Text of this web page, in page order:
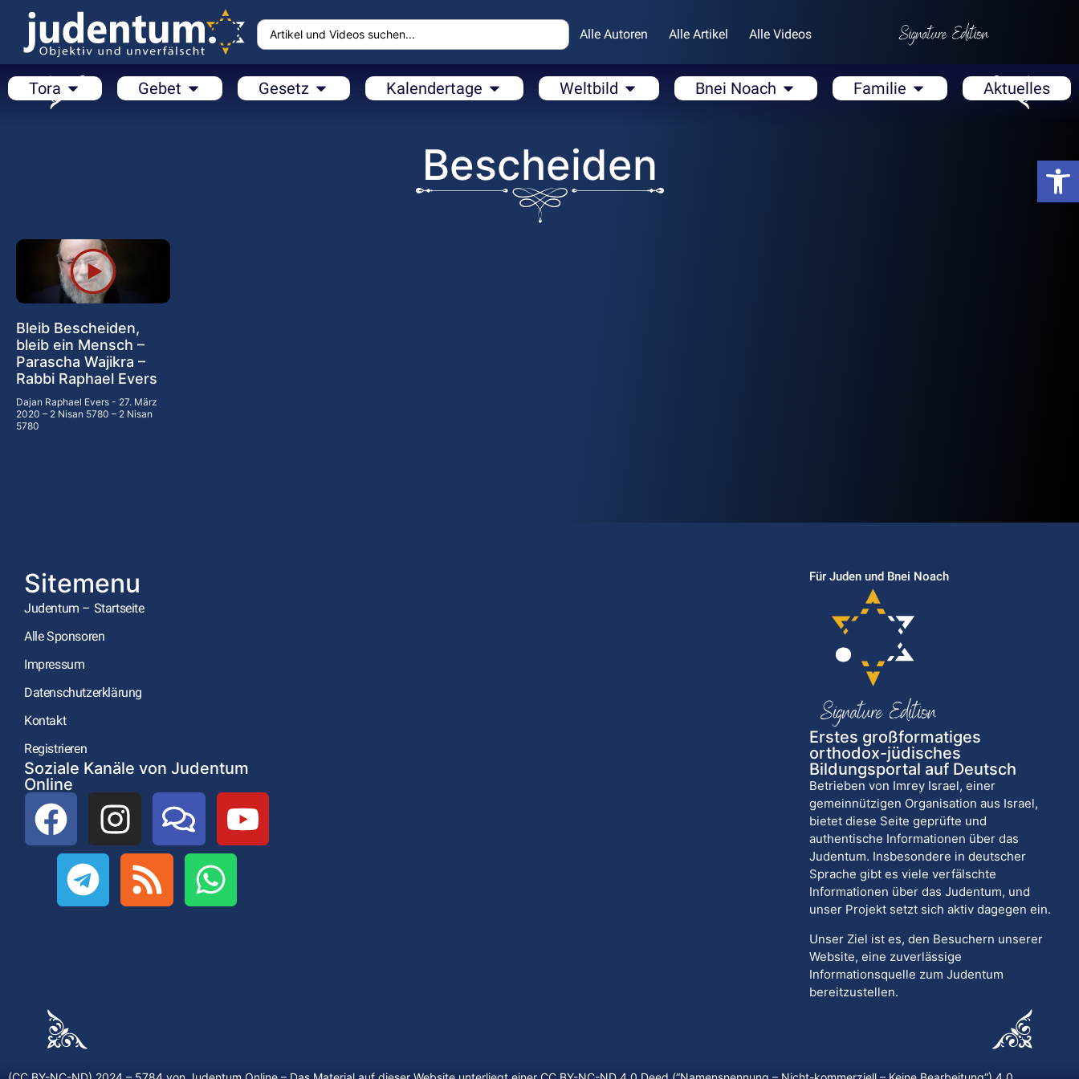
Alle Autoren Alle Artikel Alle Videos
Tora Gebet Gesetz Kalendertage Weltbild Bnei Noach Familie Aktuelles
Bescheiden
Bleib Bescheiden,
bleib ein Mensch –
Parascha Wajikra –
Rabbi Raphael Evers
Dajan Raphael Evers
27. März
2020 – 2 Nisan 5780 – 2 Nisan
5780
Sitemenu
Judentum – Startseite
Alle Sponsoren
Impressum
Datenschutzerklärung
Kontakt
Registrieren
Soziale Kanäle von Judentum
Online
Für Juden und Bnei Noach
Erstes großformatiges
orthodox-jüdisches
Bildungsportal auf Deutsch
Betrieben von Imrey Israel, einer
gemeinnützigen Organisation aus Israel,
bietet diese Seite geprüfte und
authentische Informationen über das
Judentum. Insbesondere in deutscher
Sprache gibt es viele verfälschte
Informationen über das Judentum, und
unser Projekt setzt sich aktiv dagegen ein.
Unser Ziel ist es, den Besuchern unserer
Website, eine zuverlässige
Informationsquelle zum Judentum
bereitzustellen.